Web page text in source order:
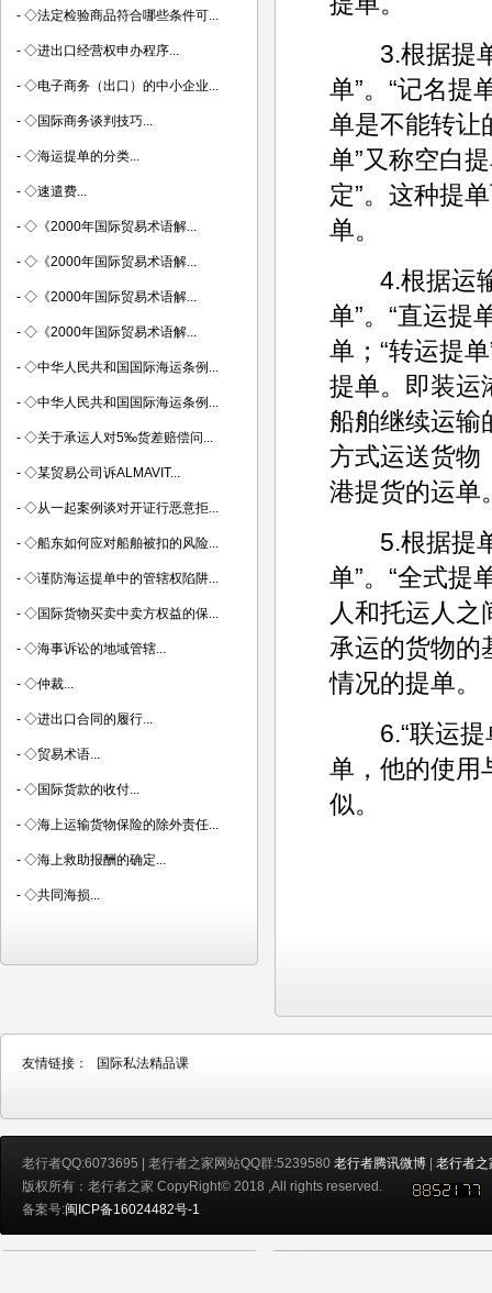
3.根据提单
单”。“记名提
单是不能转让
单”又称空白
定”。这种提
单。
4.根据运输
单”。“直运提
单；“转运提
提单。即装运
船舶继续运输
方式运送货物
港提货的运单
5.根据提单
单”。“全式提
人和托运人之
承运的货物的
情况的提单。
6.“联运提
单，他的使用
似。
- ◇法定检验商品符合哪些条件可...
- ◇进出口经营权申办程序...
- ◇电子商务（出口）的中小企业...
- ◇国际商务谈判技巧...
- ◇海运提单的分类...
- ◇速遣费...
- ◇《2000年国际贸易术语解...
- ◇《2000年国际贸易术语解...
- ◇《2000年国际贸易术语解...
- ◇《2000年国际贸易术语解...
- ◇中华人民共和国国际海运条例...
- ◇中华人民共和国国际海运条例...
- ◇关于承运人对5‰货差赔偿问...
- ◇某贸易公司诉ALMAVIT...
- ◇从一起案例谈对开证行恶意拒...
- ◇船东如何应对船舶被扣的风险...
- ◇谨防海运提单中的管辖权陷阱...
- ◇国际货物买卖中卖方权益的保...
- ◇海事诉讼的地域管辖...
- ◇仲裁...
- ◇进出口合同的履行...
- ◇贸易术语...
- ◇国际货款的收付...
- ◇海上运输货物保险的除外责任...
- ◇海上救助报酬的确定...
- ◇共同海损...
友情链接： 国际私法精品课
老行者QQ:6073695 | 老行者之家网站QQ群:5239580 老行者腾讯微博 | 老行者之
版权所有：老行者之家 CopyRight© 2018 ,All rights reserved.
备案号:闽ICP备16024482号-1